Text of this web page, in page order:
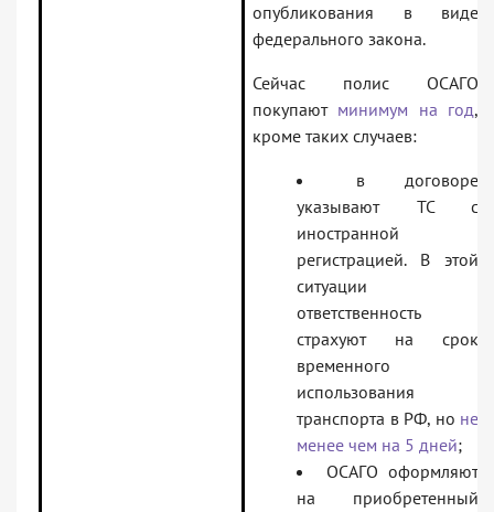
опубликования в виде
федерального закона.
Сейчас полис ОСАГО
покупают минимум на год,
кроме таких случаев:
в договоре
указывают ТС с
иностранной
регистрацией. В этой
ситуации
ответственность
страхуют на срок
временного
использования
транспорта в РФ, но не
менее чем на 5 дней;
ОСАГО оформляют
на приобретенный